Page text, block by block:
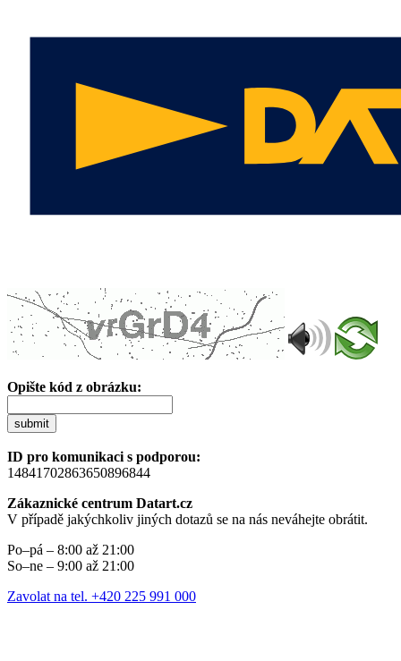
Opište kód z obrázku:
submit
ID pro komunikaci s podporou:
14841702863650896844
Zákaznické centrum Datart.cz
V případě jakýchkoliv jiných dotazů se na nás neváhejte obrátit.
Po–pá – 8:00 až 21:00
So–ne – 9:00 až 21:00
Zavolat na tel. +420 225 991 000